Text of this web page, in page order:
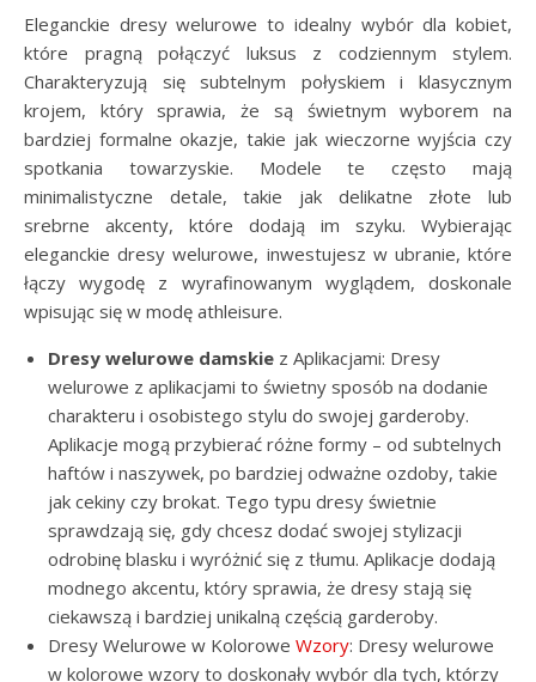
Eleganckie dresy welurowe to idealny wybór dla kobiet,
które pragną połączyć luksus z codziennym stylem.
Charakteryzują się subtelnym połyskiem i klasycznym
krojem, który sprawia, że są świetnym wyborem na
bardziej formalne okazje, takie jak wieczorne wyjścia czy
spotkania towarzyskie. Modele te często mają
minimalistyczne detale, takie jak delikatne złote lub
srebrne akcenty, które dodają im szyku. Wybierając
eleganckie dresy welurowe, inwestujesz w ubranie, które
łączy wygodę z wyrafinowanym wyglądem, doskonale
wpisując się w modę athleisure.
Dresy welurowe damskie z Aplikacjami: Dresy
welurowe z aplikacjami to świetny sposób na dodanie
charakteru i osobistego stylu do swojej garderoby.
Aplikacje mogą przybierać różne formy – od subtelnych
haftów i naszywek, po bardziej odważne ozdoby, takie
jak cekiny czy brokat. Tego typu dresy świetnie
sprawdzają się, gdy chcesz dodać swojej stylizacji
odrobinę blasku i wyróżnić się z tłumu. Aplikacje dodają
modnego akcentu, który sprawia, że dresy stają się
ciekawszą i bardziej unikalną częścią garderoby.
Dresy Welurowe w Kolorowe Wzory: Dresy welurowe
w kolorowe wzory to doskonały wybór dla tych, którzy